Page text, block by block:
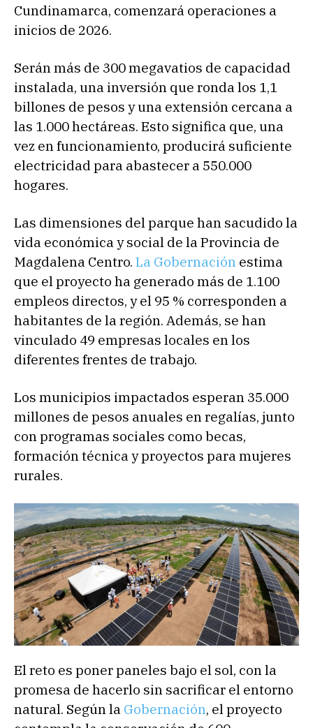
Cundinamarca, comenzará operaciones a
inicios de 2026.
Serán más de 300 megavatios de capacidad
instalada, una inversión que ronda los 1,1
billones de pesos y una extensión cercana a
las 1.000 hectáreas. Esto significa que, una
vez en funcionamiento, producirá suficiente
electricidad para abastecer a 550.000
hogares.
Las dimensiones del parque han sacudido la
vida económica y social de la Provincia de
Magdalena Centro. La Gobernación estima
que el proyecto ha generado más de 1.100
empleos directos, y el 95 % corresponden a
habitantes de la región. Además, se han
vinculado 49 empresas locales en los
diferentes frentes de trabajo.
Los municipios impactados esperan 35.000
millones de pesos anuales en regalías, junto
con programas sociales como becas,
formación técnica y proyectos para mujeres
rurales.
El reto es poner paneles bajo el sol, con la
promesa de hacerlo sin sacrificar el entorno
natural. Según la Gobernación, el proyecto